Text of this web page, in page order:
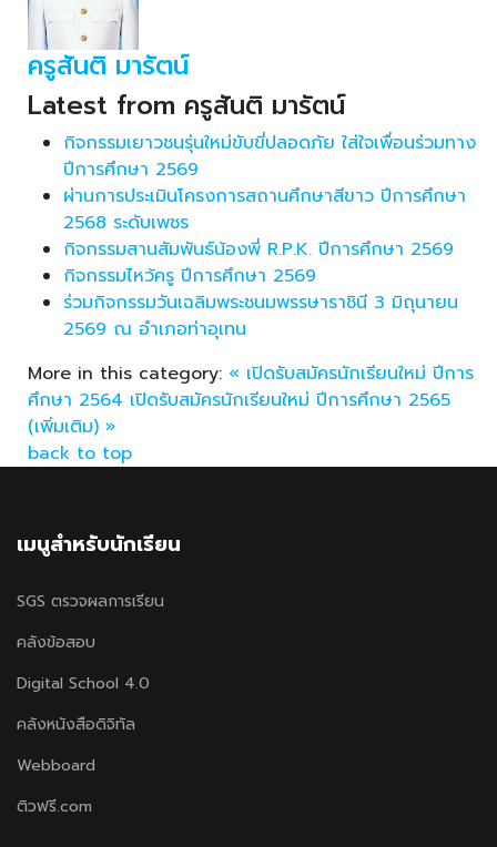
ครูสันติ มารัตน์
Latest from ครูสันติ มารัตน์
กิจกรรมเยาวชนรุ่นใหม่ขับขี่ปลอดภัย ใส่ใจเพื่อนร่วมทาง
ปีการศึกษา 2569
ผ่านการประเมินโครงการสถานศึกษาสีขาว ปีการศึกษา
2568 ระดับเพชร
กิจกรรมสานสัมพันธ์น้องพี่ R.P.K. ปีการศึกษา 2569
กิจกรรมไหว้ครู ปีการศึกษา 2569
ร่วมกิจกรรมวันเฉลิมพระชนมพรรษาราชินี 3 มิถุนายน
2569 ณ อำเภอท่าอุเทน
More in this category: « เปิดรับสมัครนักเรียนใหม่ ปีการ
ศึกษา 2564 เปิดรับสมัครนักเรียนใหม่ ปีการศึกษา 2565
(เพิ่มเติม) »
back to top
เมนูสำหรับนักเรียน
SGS ตรวจผลการเรียน
คลังข้อสอบ
Digital School 4.0
คลังหนังสือดิจิทัล
Webboard
ติวฟรี.com